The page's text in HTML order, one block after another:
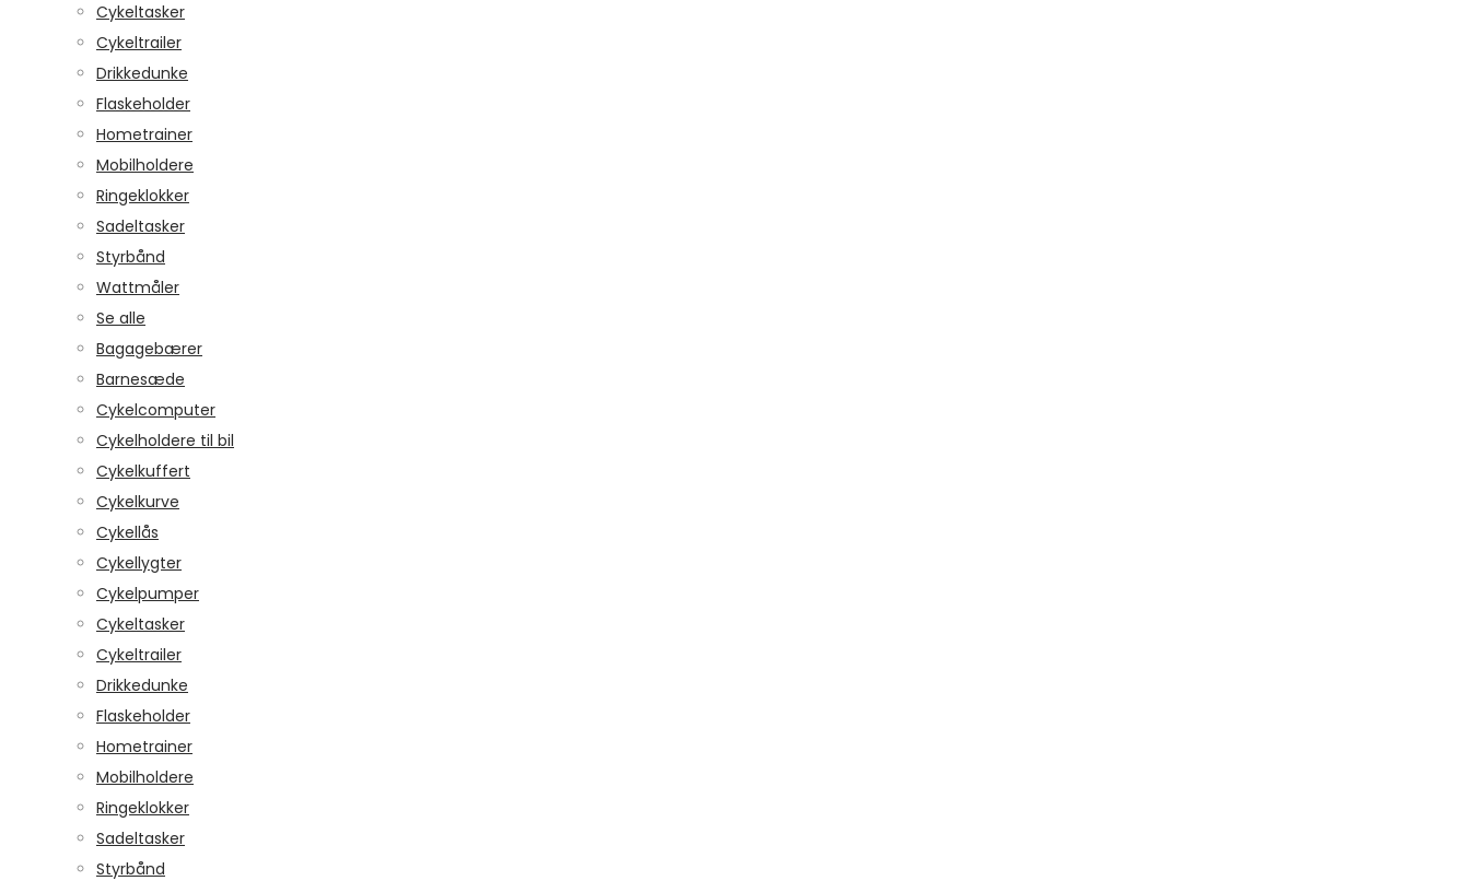
Cykeltasker
Cykeltrailer
Drikkedunke
Flaskeholder
Hometrainer
Mobilholdere
Ringeklokker
Sadeltasker
Styrbånd
Wattmåler
Se alle
Bagagebærer
Barnesæde
Cykelcomputer
Cykelholdere til bil
Cykelkuffert
Cykelkurve
Cykellås
Cykellygter
Cykelpumper
Cykeltasker
Cykeltrailer
Drikkedunke
Flaskeholder
Hometrainer
Mobilholdere
Ringeklokker
Sadeltasker
Styrbånd